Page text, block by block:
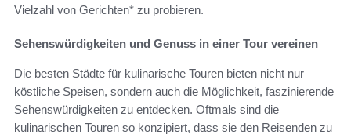
Vielzahl von Gerichten* zu probieren.
Sehenswürdigkeiten und Genuss in einer Tour vereinen
Die besten Städte für kulinarische Touren bieten nicht nur
köstliche Speisen, sondern auch die Möglichkeit, faszinierende
Sehenswürdigkeiten zu entdecken. Oftmals sind die
kulinarischen Touren so konzipiert, dass sie den Reisenden zu